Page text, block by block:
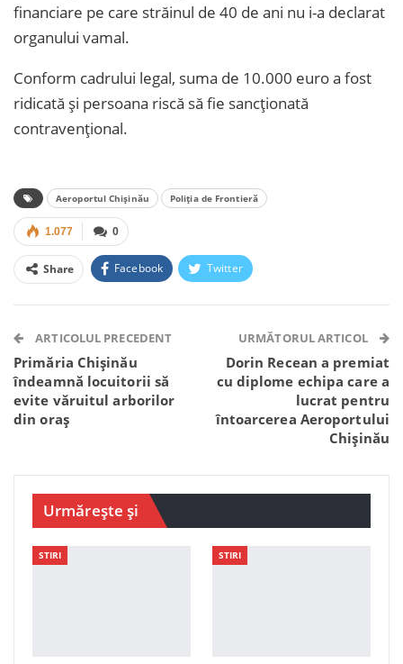
financiare pe care străinul de 40 de ani nu i-a declarat
organului vamal.
Conform cadrului legal, suma de 10.000 euro a fost
ridicată și persoana riscă să fie sancționată
contravențional.
Aeroportul Chișinău Poliția de Frontieră
0
1.077
Share Facebook Twitter
Telegram WhatsApp Viber
ARTICOLUL PRECEDENT
Primăria Chișinău
îndeamnă locuitorii să
evite văruitul arborilor
din oraș
URMĂTORUL ARTICOL
Dorin Recean a premiat
cu diplome echipa care a
lucrat pentru
întoarcerea Aeroportului
Chișinău
Urmărește și
STIRI STIRI